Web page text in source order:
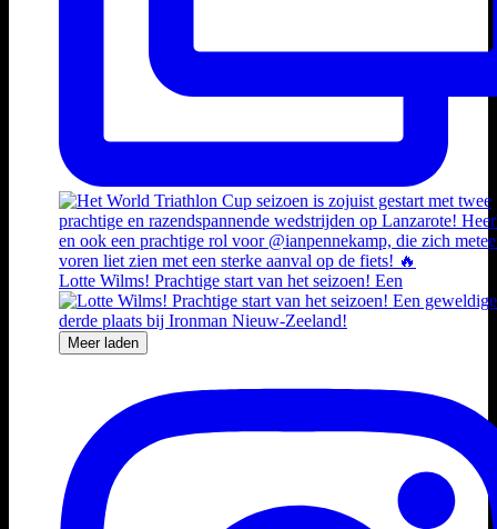
Lotte Wilms! Prachtige start van het seizoen! Een
Meer laden